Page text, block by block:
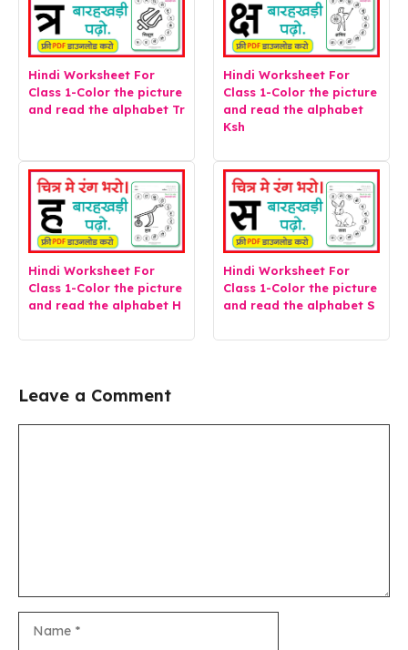
Hindi Worksheet For
Class 1-Color the picture
and read the alphabet Tr
Hindi Worksheet For
Class 1-Color the picture
and read the alphabet
Ksh
Hindi Worksheet For
Class 1-Color the picture
and read the alphabet H
Hindi Worksheet For
Class 1-Color the picture
and read the alphabet S
Leave a Comment